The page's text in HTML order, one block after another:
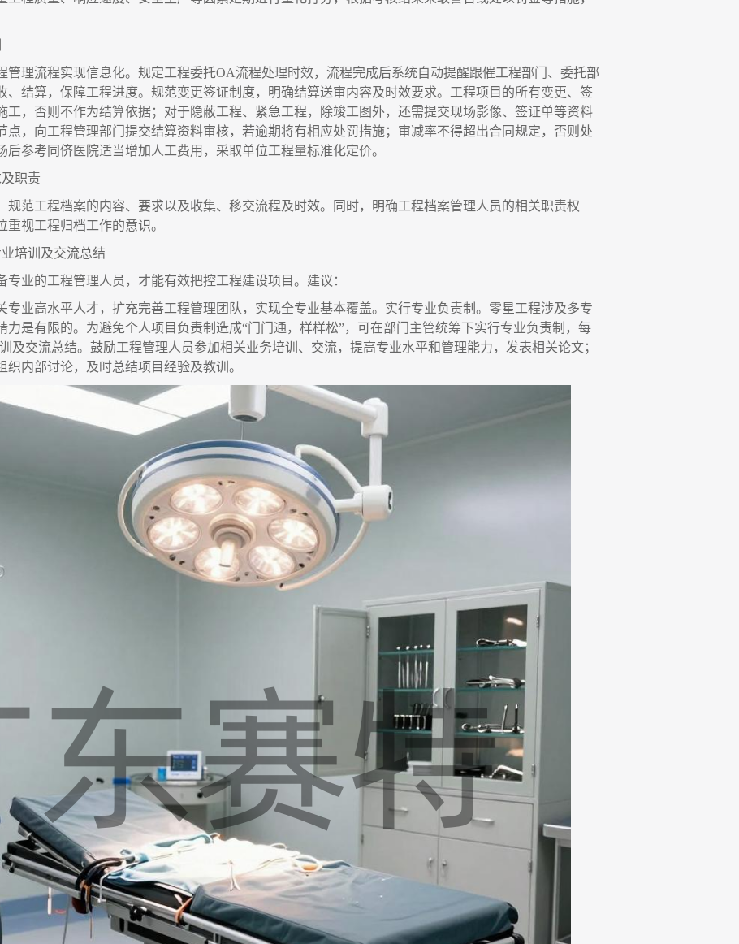
管理流程实现信息化。规定工程委托OA流程处理时效，流程完成后系统自动提醒跟催工程部门、委托部
、结算，保障工程进度。规范变更签证制度，明确结算送审内容及时效要求。工程项目的所有变更、签
工，否则不作为结算依据；对于隐蔽工程、紧急工程，除竣工图外，还需提交现场影像、签证单等资料
点，向工程管理部门提交结算资料审核，若逾期将有相应处罚措施；审减率不得超出合同规定，否则处
参考同侪医院适当增加人工费用，采取单位工程量标准化定价。
职责
规范工程档案的内容、要求以及收集、移交流程及时效。同时，明确工程档案管理人员的相关职责权
视工程归档工作的意识。
培训及交流总结
业的工程管理人员，才能有效把控工程建设项目。建议：
专业高水平人才，扩充完善工程管理团队，实现全专业基本覆盖。实行专业负责制。零星工程涉及多专
力是有限的。为避免个人项目负责制造成“门门通，样样松”，可在部门主管统筹下实行专业负责制，每
及交流总结。鼓励工程管理人员参加相关业务培训、交流，提高专业水平和管理能力，发表相关论文；
内部讨论，及时总结项目经验及教训。